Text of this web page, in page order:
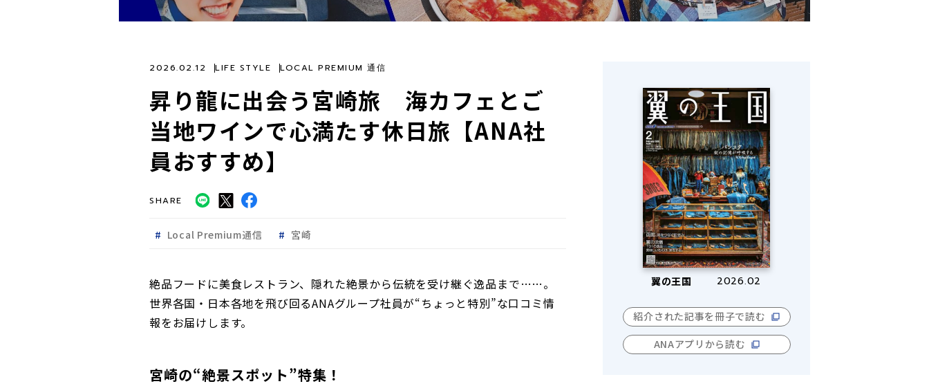
昇り龍に出会う宮崎旅 海カフェとご
当地ワインで心満たす休日旅【ANA社
員おすすめ】
2026.02.12 LIFE STYLE LOCAL PREMIUM 通信
SHARE
Local Premium通信 宮崎
絶品フードに美食レストラン、隠れた絶景から伝統を受け継ぐ逸品まで……。
世界各国・日本各地を飛び回るANAグループ社員が“ちょっと特別”な口コミ情
報をお届けします。
宮崎の“絶景スポット”特集！
翼の王国 2026.02
紹介された記事を冊子で読む
ANAアプリから読む